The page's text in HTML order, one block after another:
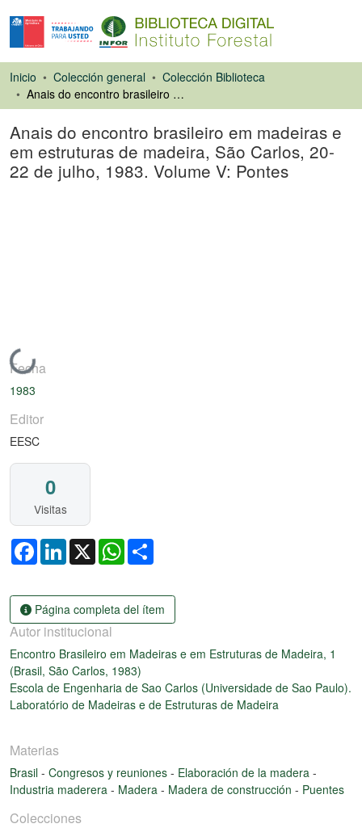
Inicio Colección general
Colección Biblioteca
Anais do encontro brasileiro em madeiras e em estruturas de madeira, São Carlos, 20-22 de julho, 1983. Volume V: Pontes
Anais do encontro brasileiro em madeiras e
em estruturas de madeira, São Carlos, 20-
22 de julho, 1983. Volume V: Pontes
Cargando...
Fecha
1983
Editor
EESC
0
Visitas
FacebookLinkedIn
X WhatsApp
Página completa del ítem
Autor institucional
Encontro Brasileiro em Madeiras e em Estruturas de Madeira, 1
(Brasil, São Carlos, 1983)
Escola de Engenharia de Sao Carlos (Universidade de Sao Paulo).
Laboratório de Madeiras e de Estruturas de Madeira
Materias
Brasil - Congresos y reuniones - Elaboración de la madera -
Industria maderera - Madera - Madera de construcción - Puentes
Colecciones